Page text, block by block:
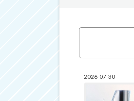
2026-07-30